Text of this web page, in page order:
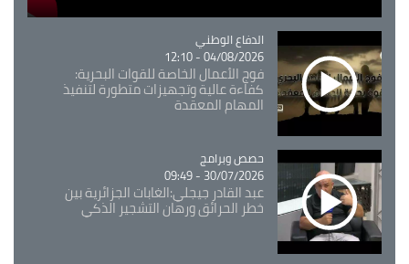
Catégorie
الدفاع الوطني
04/08/2026 - 12:10
فوج الأعمال الخاصة للقوات البحرية:
كفاءة عالية وتجهيزات متطورة لتنفيذ
المهام المعقدة
Catégorie
حصص وبرامج
30/07/2026 - 09:49
عبد القادر جيجلي:الغابات الجزائرية بين
خطر الحرائق ورهان التشجير الذكي